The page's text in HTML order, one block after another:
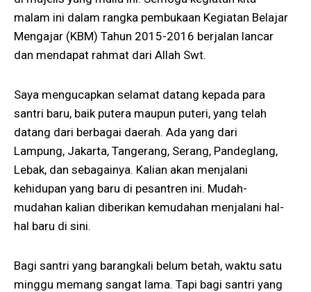
malam ini dalam rangka pembukaan Kegiatan Belajar
Mengajar (KBM) Tahun 2015-2016 berjalan lancar
dan mendapat rahmat dari Allah Swt.
Saya mengucapkan selamat datang kepada para
santri baru, baik putera maupun puteri, yang telah
datang dari berbagai daerah. Ada yang dari
Lampung, Jakarta, Tangerang, Serang, Pandeglang,
Lebak, dan sebagainya. Kalian akan menjalani
kehidupan yang baru di pesantren ini. Mudah-
mudahan kalian diberikan kemudahan menjalani hal-
hal baru di sini.
Bagi santri yang barangkali belum betah, waktu satu
minggu memang sangat lama. Tapi bagi santri yang